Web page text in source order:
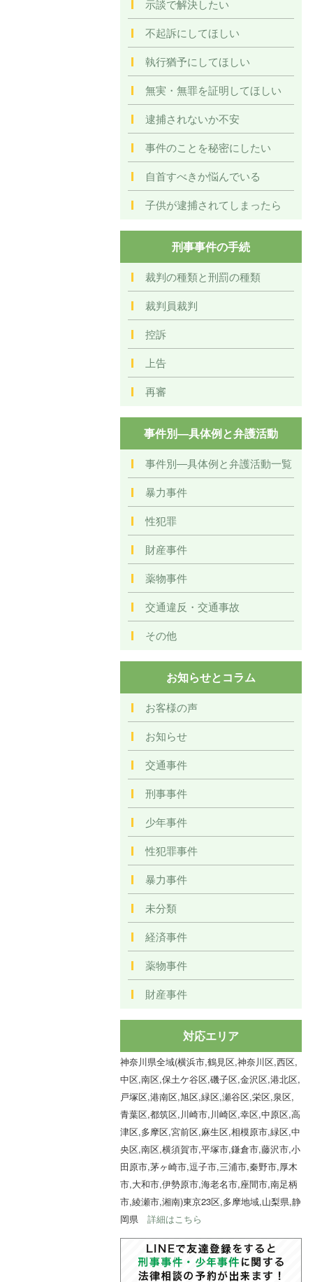
示談で解決したい
不起訴にしてほしい
執行猶予にしてほしい
無実・無罪を証明してほしい
逮捕されないか不安
事件のことを秘密にしたい
自首すべきか悩んでいる
子供が逮捕されてしまったら
刑事事件の手続
裁判の種類と刑罰の種類
裁判員裁判
控訴
上告
再審
事件別―具体例と弁護活動
事件別―具体例と弁護活動一覧
暴力事件
性犯罪
財産事件
薬物事件
交通違反・交通事故
その他
お知らせとコラム
お客様の声
お知らせ
交通事件
刑事事件
少年事件
性犯罪事件
暴力事件
未分類
経済事件
薬物事件
財産事件
対応エリア
神奈川県全域(横浜市,鶴見区,神奈川区,西区,
中区,南区,保土ケ谷区,磯子区,金沢区,港北区,
戸塚区,港南区,旭区,緑区,瀬谷区,栄区,泉区,
青葉区,都筑区,川崎市,川崎区,幸区,中原区,高
津区,多摩区,宮前区,麻生区,相模原市,緑区,中
央区,南区,横須賀市,平塚市,鎌倉市,藤沢市,小
田原市,茅ヶ崎市,逗子市,三浦市,秦野市,厚木
市,大和市,伊勢原市,海老名市,座間市,南足柄
市,綾瀬市,湘南)東京23区,多摩地域,山梨県,静
岡県 詳細はこちら